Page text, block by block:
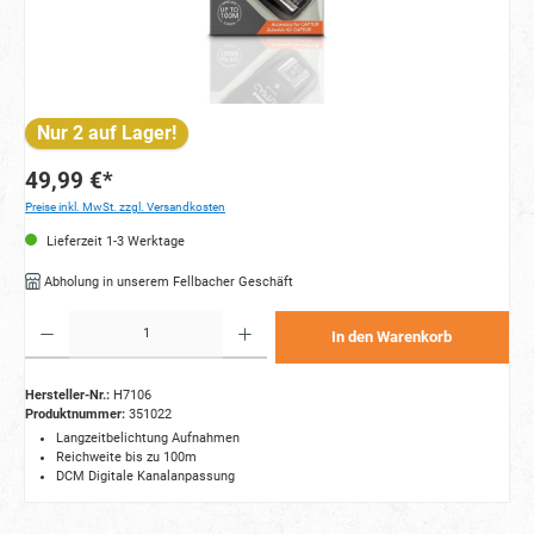
Nur 2 auf Lager!
49,99 €*
Preise inkl. MwSt. zzgl. Versandkosten
Lieferzeit 1-3 Werktage
Abholung in unserem Fellbacher Geschäft
In den Warenkorb
Hersteller-Nr.: H7106
Produktnummer: 351022
Langzeitbelichtung Aufnahmen
Reichweite bis zu 100m
DCM Digitale Kanalanpassung